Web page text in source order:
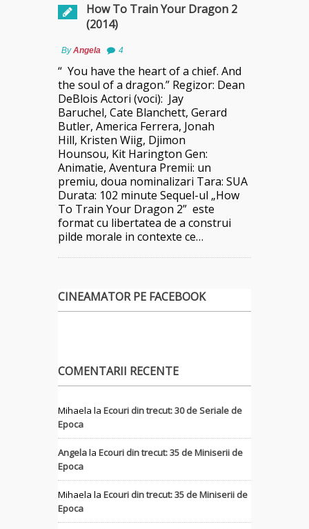
How To Train Your Dragon 2
(2014)
ByAngela 4
“ You have the heart of a chief. And
the soul of a dragon.” Regizor: Dean
DeBlois Actori (voci): Jay
Baruchel, Cate Blanchett, Gerard
Butler, America Ferrera, Jonah
Hill, Kristen Wiig, Djimon
Hounsou, Kit Harington Gen:
Animatie, Aventura Premii: un
premiu, doua nominalizari Tara: SUA
Durata: 102 minute Sequel-ul „How
To Train Your Dragon 2” este
format cu libertatea de a construi
pilde morale in contexte ce…
CINEAMATOR PE FACEBOOK
COMENTARII RECENTE
Mihaela la Ecouri din trecut: 30 de Seriale de
Epoca
Angelala Ecouri din trecut: 35 de Miniserii de
Epoca
Mihaela la Ecouri din trecut: 35 de Miniserii de
Epoca